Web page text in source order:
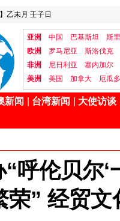
】乙未月 壬子日
亚洲 中国 巴基斯坦
斯
欧洲
罗马尼亚
斯洛伐克
非洲
尼日利亚
塞内加尔
美洲
美国 加拿大 厄瓜
新闻 台湾新闻 大使访谈
呼伦贝尔
荣” 经贸文